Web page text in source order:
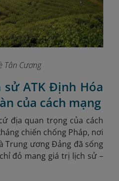
Tân Cương
ATK Định Hóa
của cách mạng
địa quan trọng của cách
chiến chống Pháp, nơi
Trung ương Đảng đã sống
đỏ mang giá trị lịch sử –